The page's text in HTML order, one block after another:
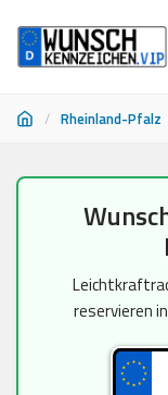
/ Rheinland-Pfalz
reservieren